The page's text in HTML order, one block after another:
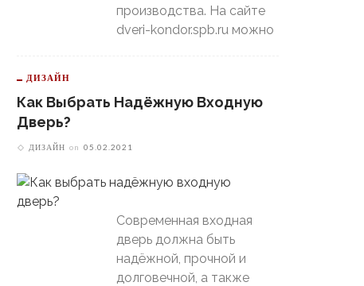
производства. На сайте
dveri-kondor.spb.ru можно
ДИЗАЙН
Как Выбрать Надёжную Входную
Дверь?
ДИЗАЙН on 05.02.2021
Современная входная
дверь должна быть
надёжной, прочной и
долговечной, а также